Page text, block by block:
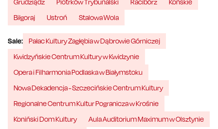
Grudziądz
Piotrków Trybunalski Racibórz
Końskie
Biłgoraj
Ustroń Stalowa Wola
Sale:
Pałac Kultury Zagłębia w Dąbrowie Górniczej
Kwidzyńskie Centrum Kultury w Kwidzynie
Opera i Filharmonia Podlaska w Białymstoku
Nowa Dekadencja - Szczecińskie Centrum Kultury
Regionalne Centrum Kultur Pogranicza w Krośnie
Koniński Dom Kultury
Aula Auditorium Maximum w Olsztynie